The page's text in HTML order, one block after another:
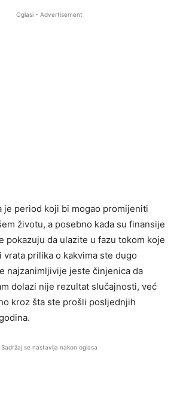
Oglasi - Advertisement
je period koji bi mogao promijeniti
životu, a posebno kada su finansije
pokazuju da ulazite u fazu tokom koje
prilika o kakvima ste dugo
najzanimljivije jeste činjenica da
dolazi nije rezultat slučajnosti, već
kroz šta ste prošli posljednjih
Sadržaj se nastavlja nakon oglasa